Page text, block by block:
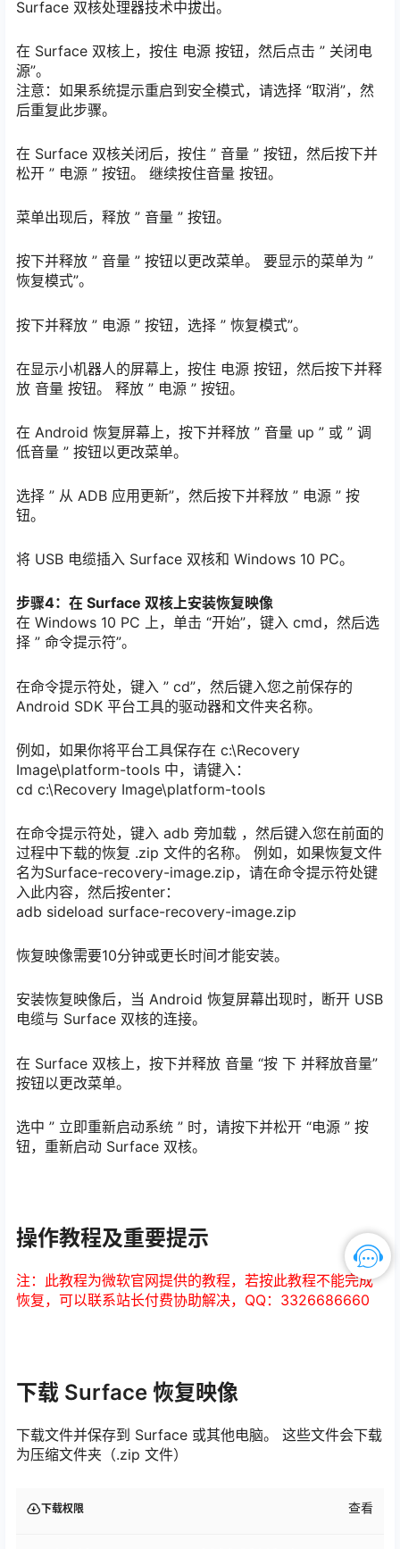
Surface 双核处理器技术中拔出。
在 Surface 双核上，按住 电源 按钮，然后点击 ” 关闭电
源”。
注意：如果系统提示重启到安全模式，请选择 “取消”，然
后重复此步骤。
在 Surface 双核关闭后，按住 ” 音量 ” 按钮，然后按下并
松开 ” 电源 ” 按钮。 继续按住音量 按钮。
菜单出现后，释放 ” 音量 ” 按钮。
按下并释放 ” 音量 ” 按钮以更改菜单。 要显示的菜单为 ”
恢复模式”。
按下并释放 ” 电源 ” 按钮，选择 ” 恢复模式”。
在显示小机器人的屏幕上，按住 电源 按钮，然后按下并释
放 音量 按钮。 释放 ” 电源 ” 按钮。
在 Android 恢复屏幕上，按下并释放 ” 音量 up ” 或 ” 调
低音量 ” 按钮以更改菜单。
选择 ” 从 ADB 应用更新”，然后按下并释放 ” 电源 ” 按
钮。
将 USB 电缆插入 Surface 双核和 Windows 10 PC。
步骤4：在 Surface 双核上安装恢复映像
在 Windows 10 PC 上，单击 “开始”，键入 cmd，然后选
择 ” 命令提示符”。
在命令提示符处，键入 ” cd”，然后键入您之前保存的
Android SDK 平台工具的驱动器和文件夹名称。
例如，如果你将平台工具保存在 c:\Recovery
Image\platform-tools 中，请键入：
cd c:\Recovery Image\platform-tools
在命令提示符处，键入 adb 旁加载 ，然后键入您在前面的
过程中下载的恢复 .zip 文件的名称。 例如，如果恢复文件
名为Surface-recovery-image.zip，请在命令提示符处键
入此内容，然后按enter：
adb sideload surface-recovery-image.zip
恢复映像需要10分钟或更长时间才能安装。
安装恢复映像后，当 Android 恢复屏幕出现时，断开 USB
电缆与 Surface 双核的连接。
在 Surface 双核上，按下并释放 音量 “按 下 并释放音量”
按钮以更改菜单。
选中 ” 立即重新启动系统 ” 时，请按下并松开 “电源 ” 按
钮，重新启动 Surface 双核。
操作教程及重要提示
注：此教程为微软官网提供的教程，若按此教程不能完成
恢复，可以联系站长付费协助解决，QQ：3326686660
下载 Surface 恢复映像
下载文件并保存到 Surface 或其他电脑。 这些文件会下载
为压缩文件夹（.zip 文件）
下载权限 查看